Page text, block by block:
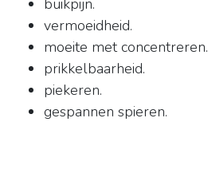
buikpijn.
vermoeidheid.
moeite met concentreren.
prikkelbaarheid.
piekeren.
gespannen spieren.